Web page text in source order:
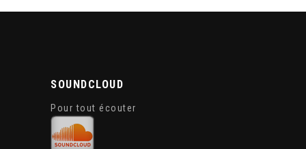
SOUNDCLOUD
Pour tout écouter